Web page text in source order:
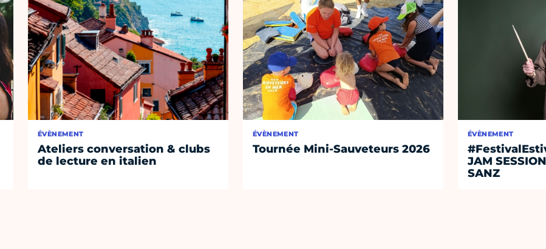
ÉVÈNEMENT
Ateliers conversation & clubs
de lecture en italien
ÉVÈNEMENT
Tournée Mini-Sauveteurs 2026
ÉVÈNEMENT
JAM
SANZ